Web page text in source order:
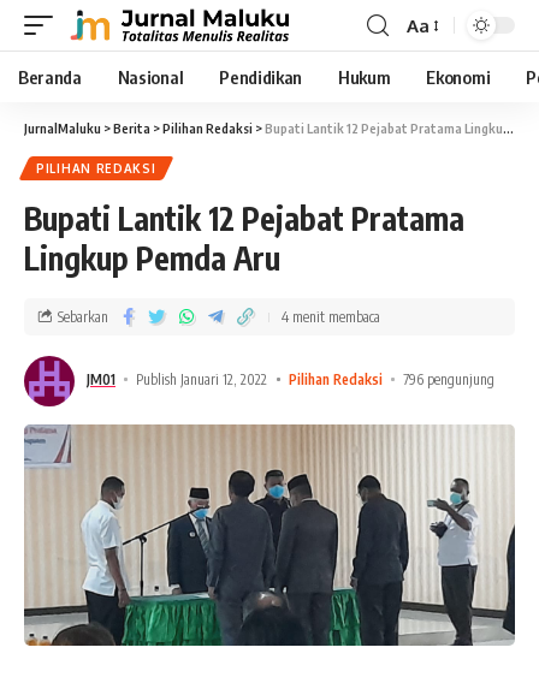
Aa
Beranda Nasional Pendidikan Hukum Ekonomi
JurnalMaluku >Berita >Pilihan Redaksi >Bupati Lantik 12 Pejabat Pratama Lingkup Pemda Aru
PILIHAN REDAKSI
Bupati Lantik 12 Pejabat Pratama
Lingkup Pemda Aru
JM01 Publish Januari 12, 2022 Pilihan Redaksi 796 pengunjung
Sebarkan 4 menit membaca